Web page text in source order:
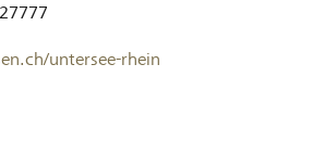
untersee-rhein